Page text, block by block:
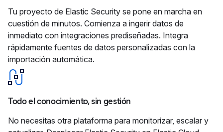
Tu proyecto de Elastic Security se pone en marcha en
cuestión de minutos. Comienza a ingerir datos de
inmediato con integraciones prediseñadas. Integra
rápidamente fuentes de datos personalizadas con la
importación automática.
Todo el conocimiento, sin gestión
No necesitas otra plataforma para monitorizar, escalar y